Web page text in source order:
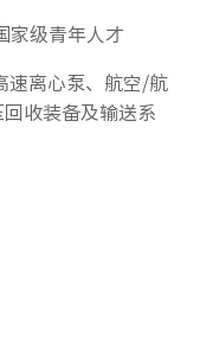
家级青年人才
速离心泵、航空/航
收装备及输送系